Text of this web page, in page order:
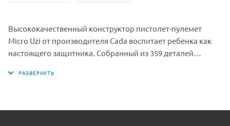
Высококачественный конструктор пистолет-пулемет
Micro Uzi от производителя Cada воспитает ребенка как
настоящего защитника. Собранный из 359 деталей
разнообразит игру мальчишки не только в период